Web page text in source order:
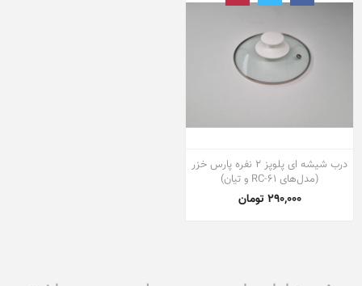
درب شیشه ای پلوپز ۲ نفره پارس خزر
(مدل‌های RC-61 و تیان)
290,000 تومان